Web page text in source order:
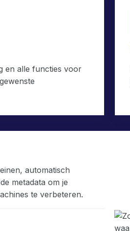
en alle functies voor
automatisch
metadata om je
te verbeteren.